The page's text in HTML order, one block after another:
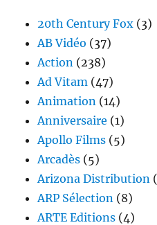
20th Century Fox (3)
AB Vidéo (37)
Action (238)
Ad Vitam (47)
Animation (14)
Anniversaire (1)
Apollo Films (5)
Arcadès (5)
Arizona Distribution
ARP Sélection (8)
ARTE Editions (4)